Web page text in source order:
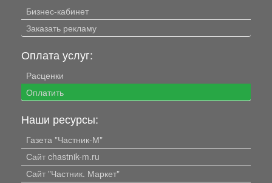
Бизнес-кабинет
Заказать рекламу
Оплата услуг:
Расценки
Оплатить
Наши ресурсы:
Газета "Частник-М"
Сайт chastnik-m.ru
Сайт "Частник. Маркет"